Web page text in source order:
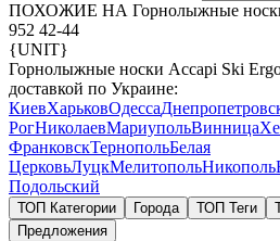
ПОХОЖИЕ НА Горнолыжные носки
952 42-44
{UNIT}
Горнолыжные носки Accapi Ski
доставкой по Украине:
КиевХарьковОдесса
РогНиколаевМариупольВинница
ФранковскТернопольБелая
ЦерковьЛуцкМелитопольНикополь
Подольский
ТОП Категории Города ТОП Теги
Предложения